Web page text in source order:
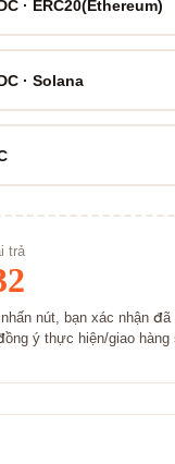
· ERC20(Ethereum)
· Solana
trả
nhấn nút, bạn xác nhận
ý thực hiện/giao hàng